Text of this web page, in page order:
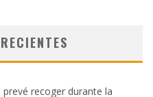
recoger durante la